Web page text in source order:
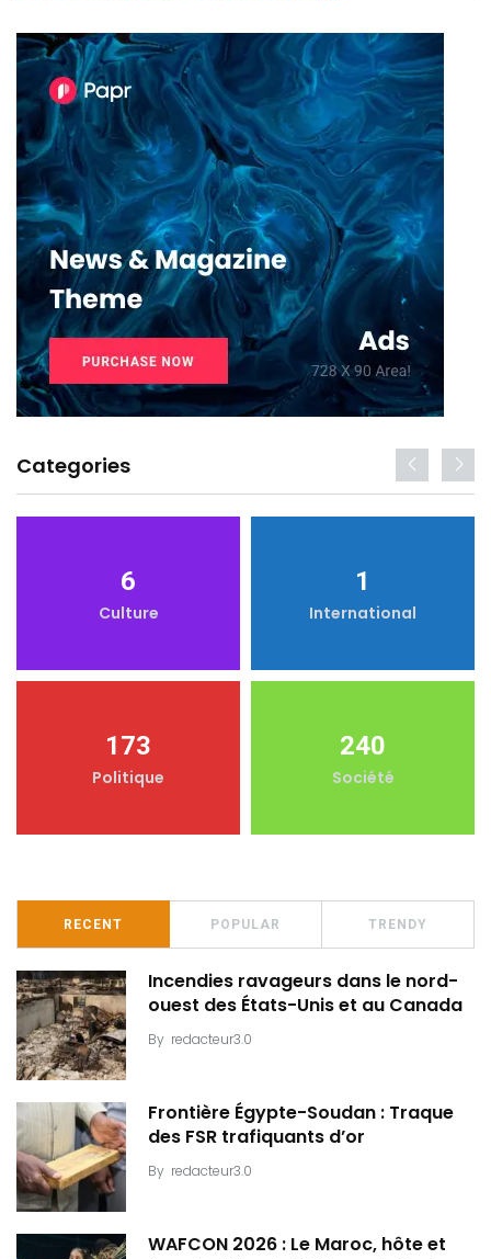
Categories
6
Culture
1
International
173
Politique
240
Société
RECENT POPULAR TRENDY
Incendies ravageurs dans le nord-
ouest des États-Unis et au Canada
By redacteur3.0
Frontière Égypte-Soudan : Traque
des FSR trafiquants d’or
By redacteur3.0
WAFCON 2026 : Le Maroc, hôte et